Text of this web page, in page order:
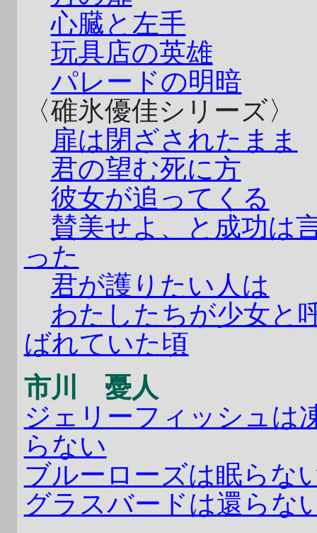
心臓と左手
玩具店の英雄
パレードの明暗
〈碓氷優佳シリーズ〉
扉は閉ざされたまま
君の望む死に方
彼女が追ってくる
賛美せよ、と成功は
った
君が護りたい人は
わたしたちが少女と
ばれていた頃
市川 憂人
ジェリーフィッシュは
らない
ブルーローズは眠らな
グラスバードは還らな